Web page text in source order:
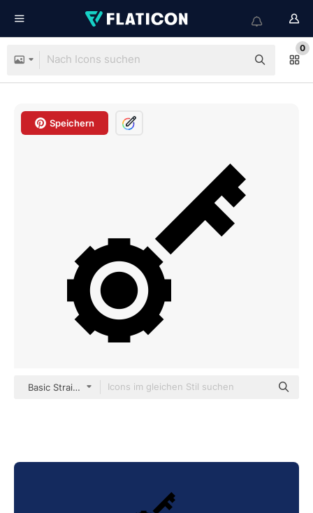
0
Speichern
Basic Straight Filled